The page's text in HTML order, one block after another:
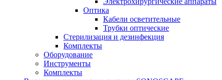
Оптика
Кабели осветительные
Трубки оптические
Стерилизация и дезинфекция
Комплекты
Оборудование
Инструменты
Комплекты